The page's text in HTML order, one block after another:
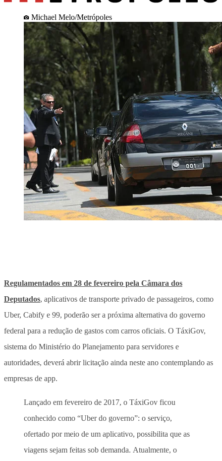
Michael Melo/Metrópoles
Regulamentados em 28 de fevereiro pela Câmara dos
Deputados, aplicativos de transporte privado de passageiros, como
Uber, Cabify e 99, poderão ser a próxima alternativa do governo
federal para a redução de gastos com carros oficiais. O TáxiGov,
sistema do Ministério do Planejamento para servidores e
autoridades, deverá abrir licitação ainda neste ano contemplando as
empresas de app.
Lançado em fevereiro de 2017, o TáxiGov ficou
conhecido como “Uber do governo”: o serviço,
ofertado por meio de um aplicativo, possibilita que as
viagens sejam feitas sob demanda. Atualmente, o